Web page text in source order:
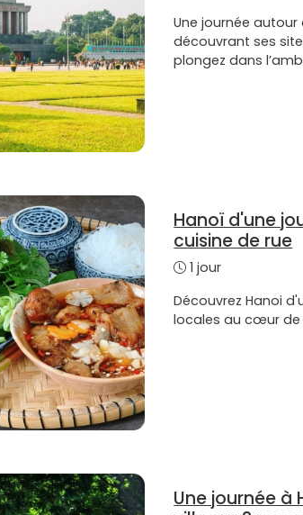
Une journée autour
découvrant ses
plongez dans
Hanoï d'une
cuisine de rue
1 jour
Découvrez Hanoi
locales au cœur de
Une journée à